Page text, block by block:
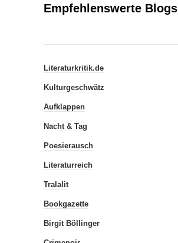
Empfehlenswerte Blogs
Literaturkritik.de
Kulturgeschwätz
Aufklappen
Nacht & Tag
Poesierausch
Literaturreich
Tralalit
Bookgazette
Birgit Böllinger